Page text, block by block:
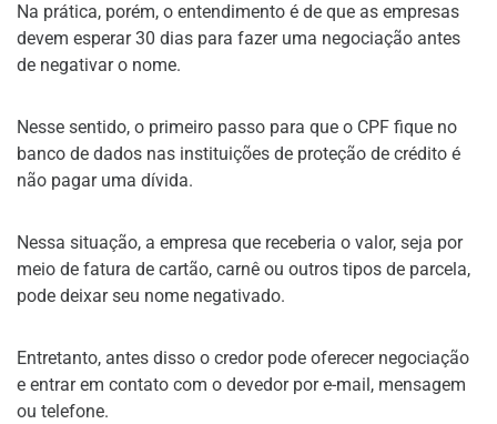
Na prática, porém, o entendimento é de que as empresas
devem esperar 30 dias para fazer uma negociação antes
de negativar o nome.
Nesse sentido, o primeiro passo para que o CPF fique no
banco de dados nas instituições de proteção de crédito é
não pagar uma dívida.
Nessa situação, a empresa que receberia o valor, seja por
meio de fatura de cartão, carnê ou outros tipos de parcela,
pode deixar seu nome negativado.
Entretanto, antes disso o credor pode oferecer negociação
e entrar em contato com o devedor por e-mail, mensagem
ou telefone.